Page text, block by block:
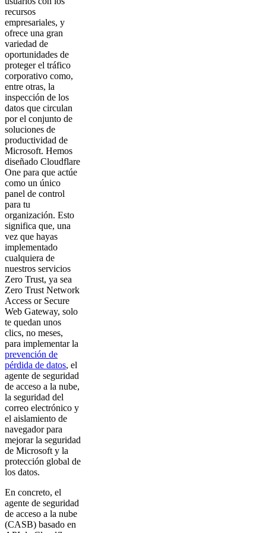
recursos
empresariales, y
ofrece una gran
variedad de
oportunidades de
proteger el tráfico
corporativo como,
entre otras, la
inspección de los
datos que circulan
por el conjunto de
soluciones de
productividad de
Microsoft. Hemos
diseñado Cloudflare
One para que actúe
como un único
panel de control
para tu
organización. Esto
significa que, una
vez que hayas
implementado
cualquiera de
nuestros servicios
Zero Trust, ya sea
Zero Trust Network
Access or Secure
Web Gateway, solo
te quedan unos
clics, no meses,
para implementar la
prevención de
pérdida de datos, el
agente de seguridad
de acceso a la nube,
la seguridad del
correo electrónico y
el aislamiento de
navegador para
mejorar la seguridad
de Microsoft y la
protección global de
los datos.
En concreto, el
agente de seguridad
de acceso a la nube
(CASB) basado en